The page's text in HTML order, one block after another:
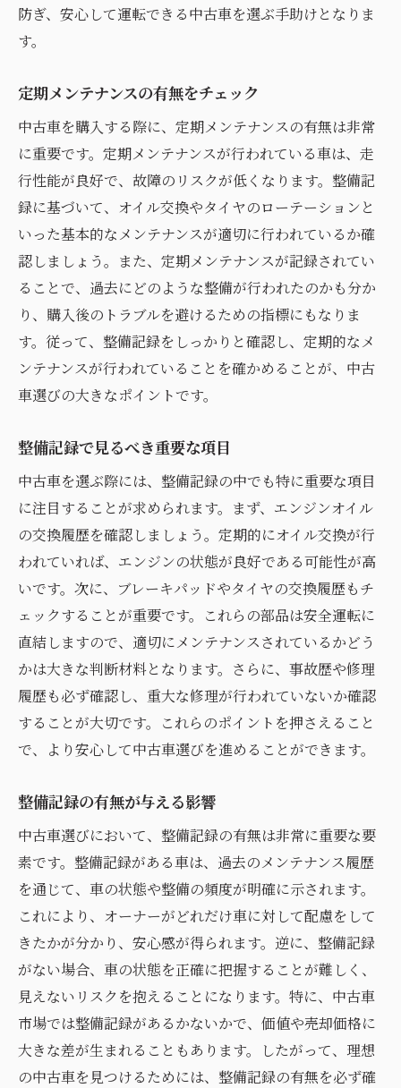
防ぎ、安心して運転できる中古車を選ぶ手助けとなりま
す。
定期メンテナンスの有無をチェック
中古車を購入する際に、定期メンテナンスの有無は非常
に重要です。定期メンテナンスが行われている車は、走
行性能が良好で、故障のリスクが低くなります。整備記
録に基づいて、オイル交換やタイヤのローテーションと
いった基本的なメンテナンスが適切に行われているか確
認しましょう。また、定期メンテナンスが記録されてい
ることで、過去にどのような整備が行われたのかも分か
り、購入後のトラブルを避けるための指標にもなりま
す。従って、整備記録をしっかりと確認し、定期的なメ
ンテナンスが行われていることを確かめることが、中古
車選びの大きなポイントです。
整備記録で見るべき重要な項目
中古車を選ぶ際には、整備記録の中でも特に重要な項目
に注目することが求められます。まず、エンジンオイル
の交換履歴を確認しましょう。定期的にオイル交換が行
われていれば、エンジンの状態が良好である可能性が高
いです。次に、ブレーキパッドやタイヤの交換履歴もチ
ェックすることが重要です。これらの部品は安全運転に
直結しますので、適切にメンテナンスされているかどう
かは大きな判断材料となります。さらに、事故歴や修理
履歴も必ず確認し、重大な修理が行われていないか確認
することが大切です。これらのポイントを押さえること
で、より安心して中古車選びを進めることができます。
整備記録の有無が与える影響
中古車選びにおいて、整備記録の有無は非常に重要な要
素です。整備記録がある車は、過去のメンテナンス履歴
を通じて、車の状態や整備の頻度が明確に示されます。
これにより、オーナーがどれだけ車に対して配慮をして
きたかが分かり、安心感が得られます。逆に、整備記録
がない場合、車の状態を正確に把握することが難しく、
見えないリスクを抱えることになります。特に、中古車
市場では整備記録があるかないかで、価値や売却価格に
大きな差が生まれることもあります。したがって、理想
の中古車を見つけるためには、整備記録の有無を必ず確